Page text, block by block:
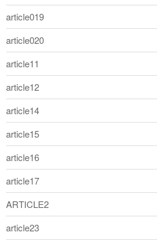
article019
article020
article11
article12
article14
article15
article16
article17
ARTICLE2
article23